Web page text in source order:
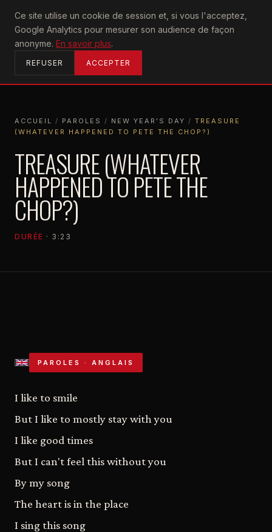
Ce site utilise un cookie de session et, si vous l'acceptez,
Google Analytics pour mesurer son audience de façon
anonyme. En savoir plus.
REFUSER ACCEPTER
U2achtung
ACCUEIL
ACCUEIL TREASURE (WHATEVER HAPPENED TO PETE THE CHOP?)
ACCUEIL / PAROLES / NEW YEAR'S DAY / TREASURE
(WHATEVER HAPPENED TO PETE THE CHOP?)
TREASURE (WHATEVER
HAPPENED TO PETE THE
CHOP?)
DURÉE · 3:23
PAROLES · ANGLAIS
I like to smile
But I like to mostly stay with you
I like good times
But I can't feel this without you
By my song
The heart is in the place
I sing this song